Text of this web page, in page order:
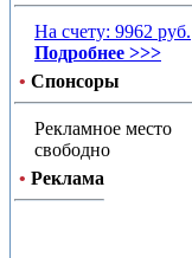
На счету: 9962 руб.
Подробнее >>>
• Спонсоры
Рекламное место
свободно
• Реклама